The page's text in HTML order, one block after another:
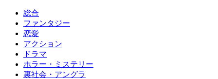
総合
ファンタジー
恋愛
アクション
ドラマ
ホラー・ミステリー
裏社会・アングラ